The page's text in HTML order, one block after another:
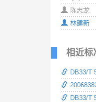
陈志龙
林建新
相近标
DB33/T
DB33/T